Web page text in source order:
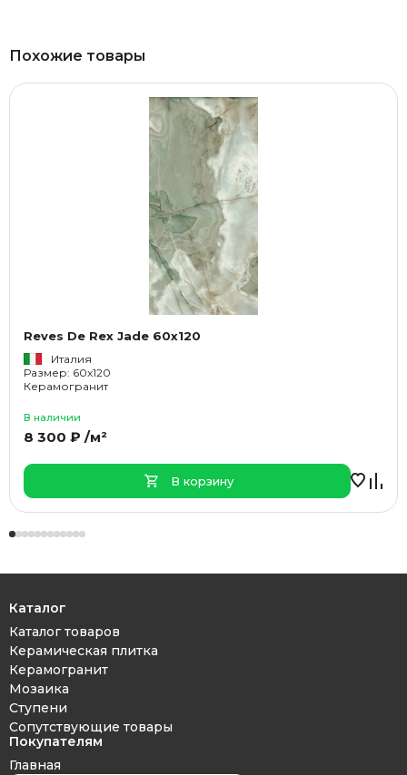
Похожие товары
Reves De Rex Jade 60x120
Италия
Размер: 60x120
Керамогранит
В наличии
8 300 ₽ /м²
В корзину
Каталог
Каталог товаров
Керамическая плитка
Керамогранит
Мозаика
Ступени
Сопутствующие товары
Покупателям
Главная